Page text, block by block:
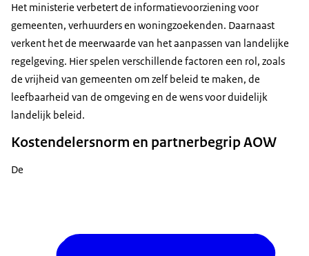
De huurders hebben een apart onzelfstandig
huurcontract (kamergewijze verhuur). Ze betalen de
huur apart en kunnen afzonderlijk van elkaar de huur
opzeggen.
hypotheekverstrekker bekijkt per situatie wat de
mogelijkheden zijn.
heffingen en inkomensafhankelijke bijdragen.
Het ministerie verbetert de informatievoorziening voor
gemeenten, verhuurders en woningzoekenden. Daarnaast
verkent het de meerwaarde van het aanpassen van landelijke
regelgeving. Hier spelen verschillende factoren een rol, zoals
de vrijheid van gemeenten om zelf beleid te maken, de
leefbaarheid van de omgeving en de wens voor duidelijk
landelijk beleid.
Kostendelersnorm en partnerbegrip AOW
De